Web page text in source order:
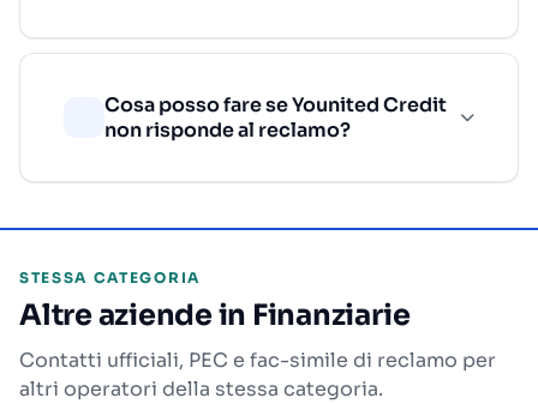
Cosa posso fare se Younited Credit
non risponde al reclamo?
STESSA CATEGORIA
Altre aziende in Finanziarie
Contatti ufficiali, PEC e fac-simile di reclamo per
altri operatori della stessa categoria.